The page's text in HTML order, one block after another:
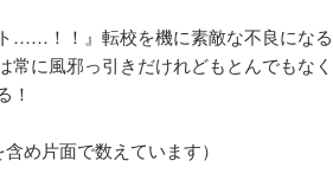
……！！』転校を機に素敵な不良にな
に風邪っ引きだけれどもとんでも
！
め片面で数えています）